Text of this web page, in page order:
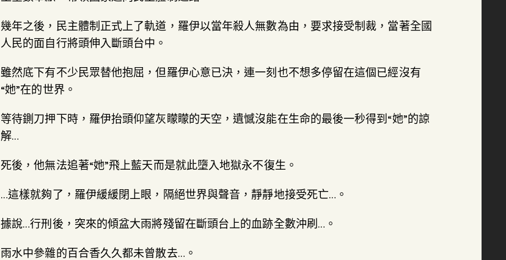
幾年之後，民主體制正式上了軌道，羅伊以當年殺人無數為由，要求接受制裁，當著全國
人民的面自行將頭伸入斷頭台中。
雖然底下有不少民眾替他抱屈，但羅伊心意已決，連一刻也不想多停留在這個已經沒有
“她”在的世界。
等待鍘刀押下時，羅伊抬頭仰望灰矇矇的天空，遺憾沒能在生命的最後一秒得到“她”的諒
解…
死後，他無法追著“她”飛上藍天而是就此墮入地獄永不復生。
…這樣就夠了，羅伊緩緩閉上眼，隔絕世界與聲音，靜靜地接受死亡…。
據說…行刑後，突來的傾盆大雨將殘留在斷頭台上的血跡全數沖刷…。
雨水中參雜的百合香久久都未曾散去…。